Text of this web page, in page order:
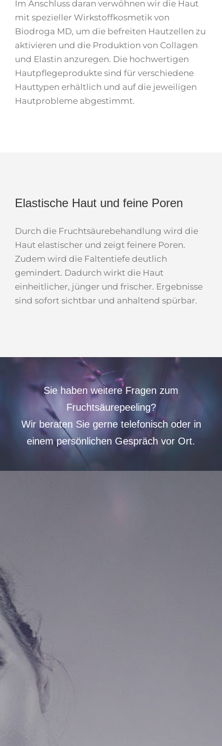
Im Anschluss daran verwöhnen wir die Haut
mit spezieller Wirkstoffkosmetik von
Biodroga MD, um die befreiten Hautzellen zu
aktivieren und die Produktion von Collagen
und Elastin anzuregen. Die hochwertigen
Hautpflegeprodukte sind für verschiedene
Hauttypen erhältlich und auf die jeweiligen
Hautprobleme abgestimmt.
Elastische Haut und feine Poren
Durch die Fruchtsäurebehandlung wird die
Haut elastischer und zeigt feinere Poren.
Zudem wird die Faltentiefe deutlich
gemindert. Dadurch wirkt die Haut
einheitlicher, jünger und frischer. Ergebnisse
sind sofort sichtbar und anhaltend spürbar.
Sie haben weitere Fragen zum
Fruchtsäurepeeling?
Wir beraten Sie gerne telefonisch oder in
einem persönlichen Gespräch vor Ort.